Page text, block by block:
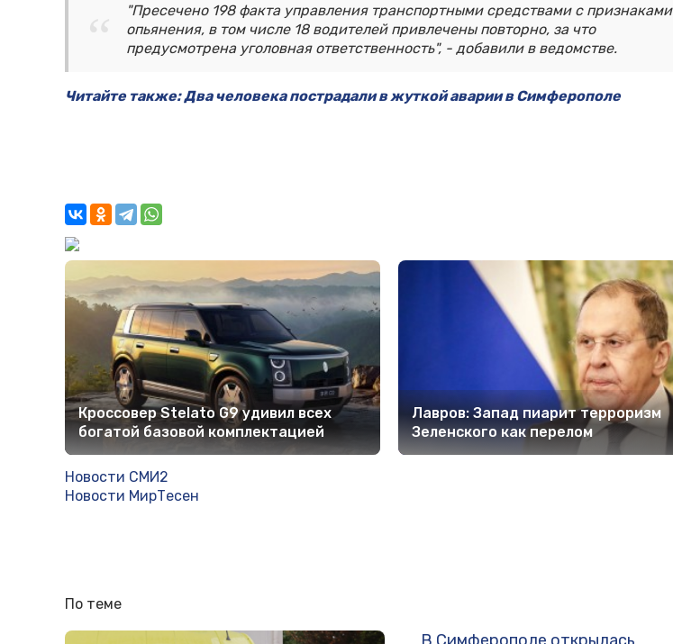
"Пресечено 198 факта управления транспортными средствами с признаками
опьянения, в том числе 18 водителей привлечены повторно, за что
предусмотрена уголовная ответственность", - добавили в ведомстве.
Читайте также: Два человека пострадали в жуткой аварии в Симферополе
Кроссовер Stelato G9 удивил всех
богатой базовой комплектацией
Лавров: Запад пиарит терроризм
Зеленского как перелом
Новости СМИ2
Новости МирТесен
По теме